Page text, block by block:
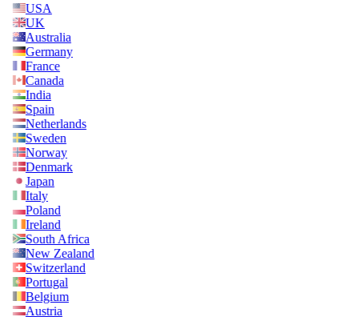
USA
UK
Australia
Germany
France
Canada
India
Spain
Netherlands
Sweden
Norway
Denmark
Japan
Italy
Poland
Ireland
South Africa
New Zealand
Switzerland
Portugal
Belgium
Austria